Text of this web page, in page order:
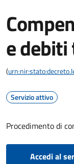
e
(
Servizio attivo
Procedimento di
Accedi al